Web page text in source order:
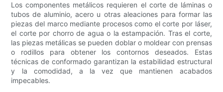
Los componentes metálicos requieren el corte de láminas o
tubos de aluminio, acero u otras aleaciones para formar las
piezas del marco mediante procesos como el corte por láser,
el corte por chorro de agua o la estampación. Tras el corte,
las piezas metálicas se pueden doblar o moldear con prensas
o rodillos para obtener los contornos deseados. Estas
técnicas de conformado garantizan la estabilidad estructural
y la comodidad, a la vez que mantienen acabados
impecables.